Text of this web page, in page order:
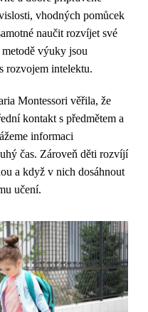
vhodných pomůcek
naučit rozvíjet své
výuky jsou
rozvojem intelektu.
Montessori věřila, že
kontakt s předmětem a
informaci
čas. Zároveň děti rozvíjí
a když v nich dosáhnout
učení.